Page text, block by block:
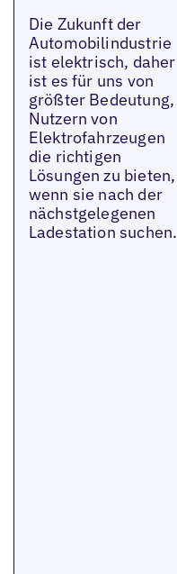
Die Zukunft der
Automobilindustrie
ist elektrisch, daher
ist es für uns von
größter Bedeutung,
Nutzern von
Elektrofahrzeugen
die richtigen
Lösungen zu bieten,
wenn sie nach der
nächstgelegenen
Ladestation suchen.